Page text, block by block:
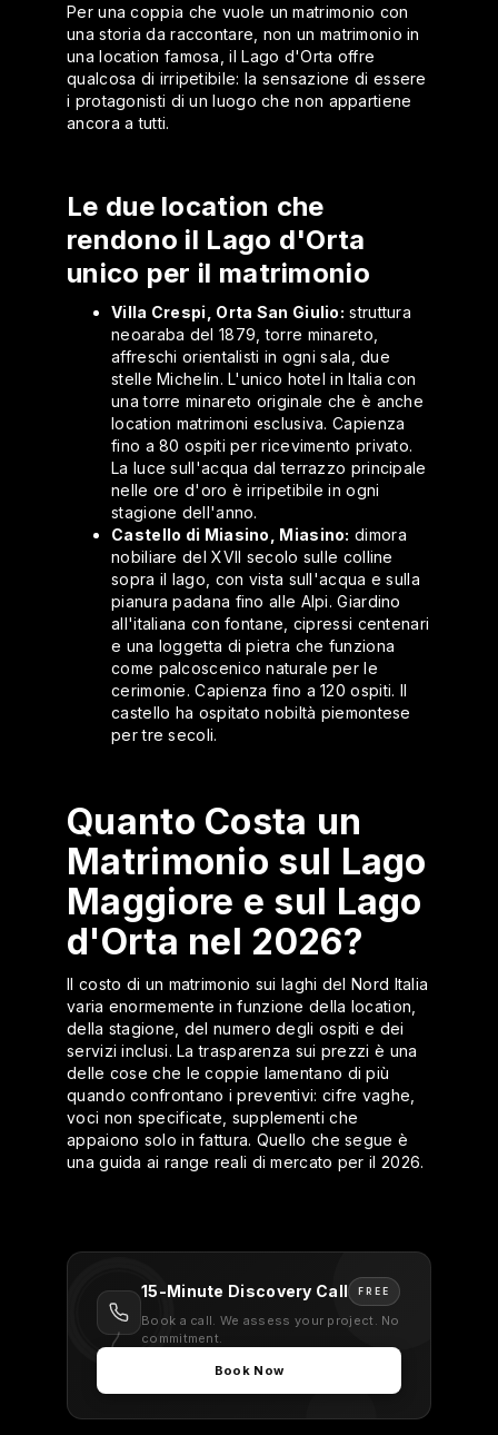
Per una coppia che vuole un matrimonio con
una storia da raccontare, non un matrimonio in
una location famosa, il Lago d'Orta offre
qualcosa di irripetibile: la sensazione di essere
i protagonisti di un luogo che non appartiene
ancora a tutti.
Le due location che
rendono il Lago d'Orta
unico per il matrimonio
Villa Crespi, Orta San Giulio: struttura
neoaraba del 1879, torre minareto,
affreschi orientalisti in ogni sala, due
stelle Michelin. L'unico hotel in Italia con
una torre minareto originale che è anche
location matrimoni esclusiva. Capienza
fino a 80 ospiti per ricevimento privato.
La luce sull'acqua dal terrazzo principale
nelle ore d'oro è irripetibile in ogni
stagione dell'anno.
Castello di Miasino, Miasino: dimora
nobiliare del XVII secolo sulle colline
sopra il lago, con vista sull'acqua e sulla
pianura padana fino alle Alpi. Giardino
all'italiana con fontane, cipressi centenari
e una loggetta di pietra che funziona
come palcoscenico naturale per le
cerimonie. Capienza fino a 120 ospiti. Il
castello ha ospitato nobiltà piemontese
per tre secoli.
Quanto Costa un
Matrimonio sul Lago
Maggiore e sul Lago
d'Orta nel 2026?
Il costo di un matrimonio sui laghi del Nord Italia
varia enormemente in funzione della location,
della stagione, del numero degli ospiti e dei
servizi inclusi. La trasparenza sui prezzi è una
delle cose che le coppie lamentano di più
quando confrontano i preventivi: cifre vaghe,
voci non specificate, supplementi che
appaiono solo in fattura. Quello che segue è
una guida ai range reali di mercato per il 2026.
15-Minute Discovery Call FREE
Book a call. We assess your project. No
commitment.
Book Now